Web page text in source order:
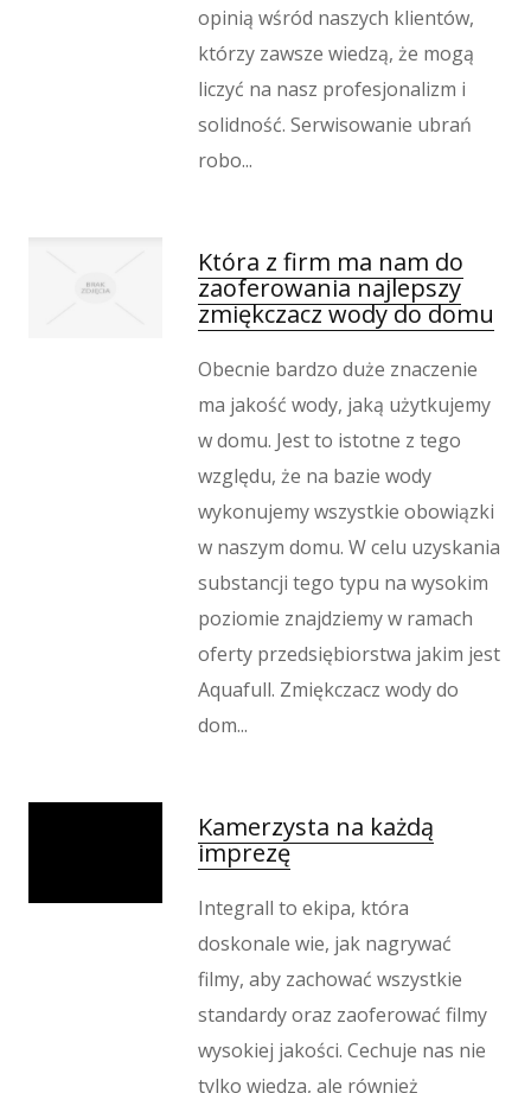
opinią wśród naszych klientów,
którzy zawsze wiedzą, że mogą
liczyć na nasz profesjonalizm i
solidność. Serwisowanie ubrań
robo...
Która z firm ma nam do
zaoferowania najlepszy
zmiękczacz wody do domu
Obecnie bardzo duże znaczenie
ma jakość wody, jaką użytkujemy
w domu. Jest to istotne z tego
względu, że na bazie wody
wykonujemy wszystkie obowiązki
w naszym domu. W celu uzyskania
substancji tego typu na wysokim
poziomie znajdziemy w ramach
oferty przedsiębiorstwa jakim jest
Aquafull. Zmiękczacz wody do
dom...
Kamerzysta na każdą
imprezę
Integrall to ekipa, która
doskonale wie, jak nagrywać
filmy, aby zachować wszystkie
standardy oraz zaoferować filmy
wysokiej jakości. Cechuje nas nie
tylko wiedza, ale również